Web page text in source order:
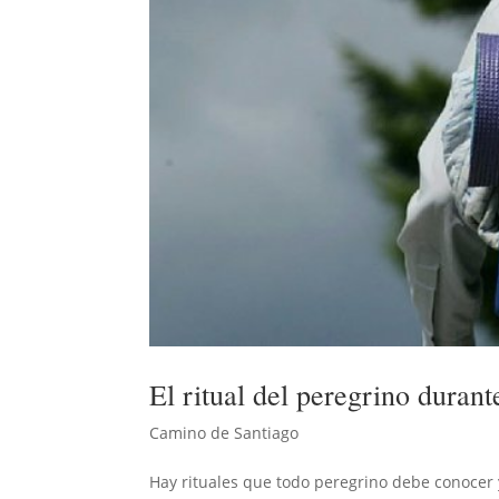
El ritual del peregrino
Camino de Santiago
Hay rituales que todo peregrino debe